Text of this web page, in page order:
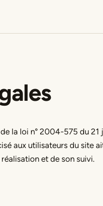
la loi n° 2004-575 du
aux utilisateurs du site
et de son suivi.